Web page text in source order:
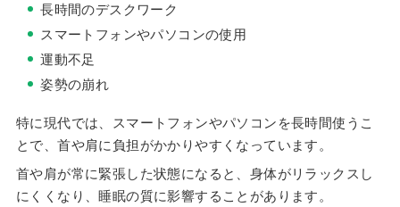
長時間のデスクワーク
スマートフォンやパソコンの使用
運動不足
姿勢の崩れ
特に現代では、スマートフォンやパソコンを長時間使うこ
とで、首や肩に負担がかかりやすくなっています。
首や肩が常に緊張した状態になると、身体がリラックスし
にくくなり、睡眠の質に影響することがあります。